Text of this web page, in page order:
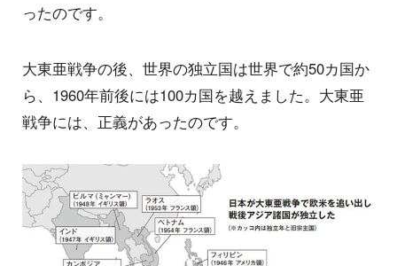
ったのです。
大東亜戦争の後、世界の独立国は世界で約50カ国か
ら、1960年前後には100カ国を越えました。大東亜
戦争には、正義があったのです。